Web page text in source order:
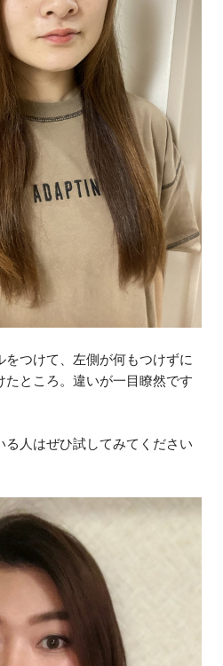
つけて、左側が何もつけずに
たところ。違いが一目瞭然です
人はぜひ試してみてください